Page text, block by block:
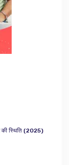
स्थिति (2025)